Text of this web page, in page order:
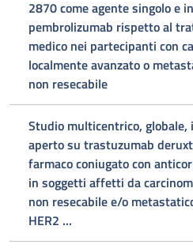
2870 come agente singolo e
pembrolizumab rispetto al
medico nei partecipanti con
localmente avanzato o
non resecabile
Studio multicentrico,
aperto su trastuzumab
farmaco coniugato con
in soggetti affetti da
non resecabile e/o
HER2 ...